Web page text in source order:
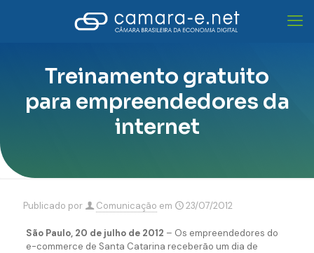
Treinamento gratuito
para empreendedores da
internet
Publicado por Comunicação em 23/07/2012
São Paulo, 20 de julho de 2012 – Os empreendedores do
e-commerce de Santa Catarina receberão um dia de